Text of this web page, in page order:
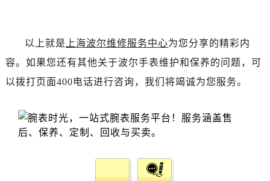
以上就是 上海波尔维修服务中心为您分享的精彩内
容。如果您还有其他关于波尔手表维护和保养的问题，可
以拨打页面400电话进行咨询，我们将竭诚为您服务。